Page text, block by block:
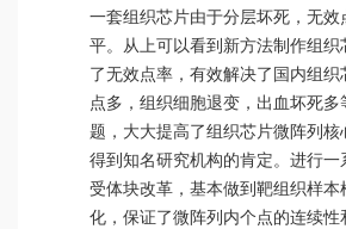
一套组织芯片由于分层坏死，无
平。从上可以看到新方法制作组
了无效点率，有效解决了国内组织
点多，组织细胞退变，出血坏死多
题，大大提高了组织芯片微阵列核
得到知名研究机构的肯定。进行一
受体块改革，基本做到靶组织样本
化，保证了微阵列内个点的连续性